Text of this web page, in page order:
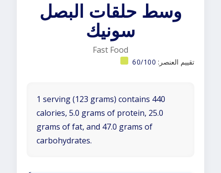
وسط حلقات البصل
سونيك
Fast Food
تقييم العنصر: 60/100
1 serving (123 grams) contains 440
calories, 5.0 grams of protein, 25.0
grams of fat, and 47.0 grams of
carbohydrates.